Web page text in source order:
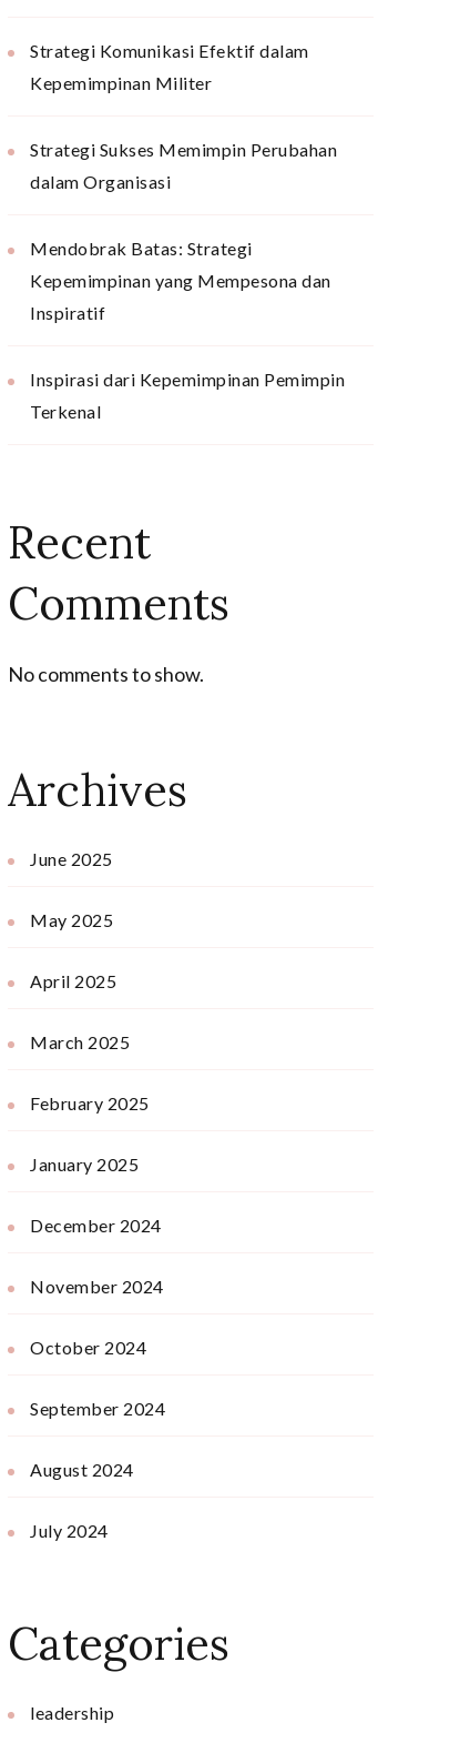
Strategi Komunikasi Efektif dalam
Kepemimpinan Militer
Strategi Sukses Memimpin Perubahan
dalam Organisasi
Mendobrak Batas: Strategi
Kepemimpinan yang Mempesona dan
Inspiratif
Inspirasi dari Kepemimpinan Pemimpin
Terkenal
Recent
Comments
No comments to show.
Archives
June 2025
May 2025
April 2025
March 2025
February 2025
January 2025
December 2024
November 2024
October 2024
September 2024
August 2024
July 2024
Categories
leadership